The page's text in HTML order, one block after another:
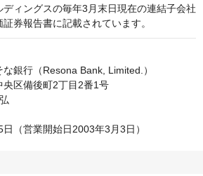
ィングスの毎年3月末日現在の連結子会社
券報告書に記載されています。
な銀行（Resona Bank, Limited.）
央区備後町2丁目2番1号
（営業開始日2003年3月3日）